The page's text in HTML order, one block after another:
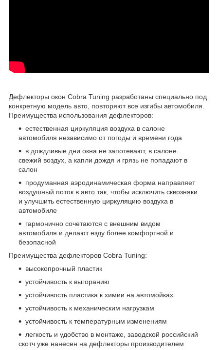
Дефлекторы окон Cobra Tuning разработаны специально под
конкретную модель авто, повторяют все изгибы автомобиля.
Преимущества использования дефлекторов:
естественная циркуляция воздуха в салоне
автомобиля независимо от погоды и времени года
в дождливые дни окна не запотевают, в салоне
свежий воздух, а капли дождя и грязь не попадают в
салон
продуманная аэродинамическая форма направляет
воздушный поток в авто так, чтобы исключить сквозняки
и улучшить естественную циркуляцию воздуха в
автомобиле
гармонично сочетаются с внешним видом
автомобиля и делают езду более комфортной и
безопасной
Преимущества дефлекторов Cobra Tuning:
высокопрочный пластик
устойчивость к выгоранию
устойчивость пластика к химии на автомойках
устойчивость к механическим нагрузкам
устойчивость к температурным изменениям
легкость и удобство в монтаже, заводской российский
скотч уже нанесен на дефлекторы производителем